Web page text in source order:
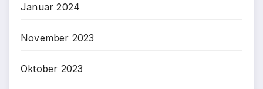
Januar 2024
November 2023
Oktober 2023